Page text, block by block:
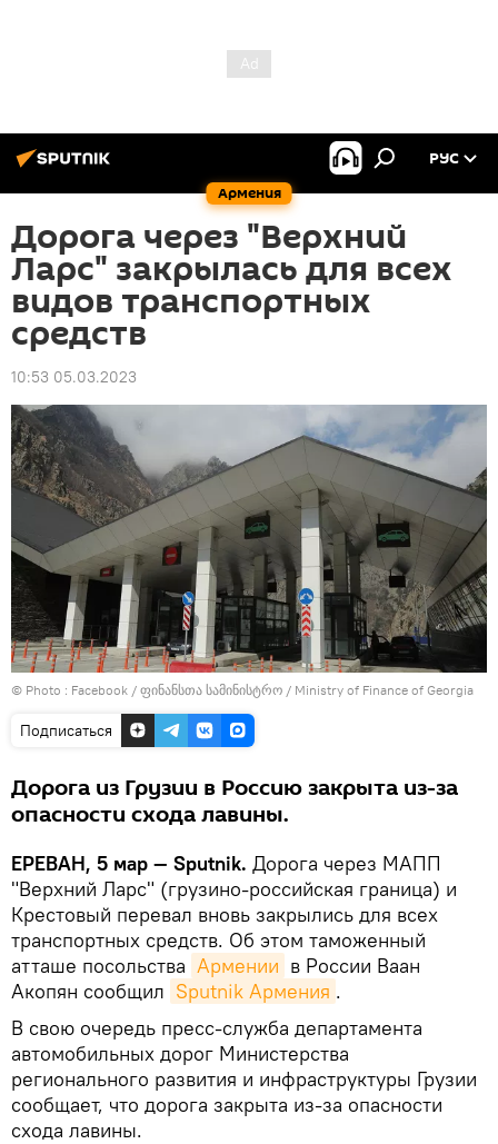
Армения
РУС
Дорога через "Верхний
Ларс" закрылась для всех
видов транспортных
средств
10:53 05.03.2023
© Photo : Facebook / ფინანსთა სამინისტრო / Ministry of Finance of Georgia
Подписаться
Дорога из Грузии в Россию закрыта из-за
опасности схода лавины.
ЕРЕВАН, 5 мар — Sputnik. Дорога через МАПП
"Верхний Ларс" (грузино-российская граница) и
Крестовый перевал вновь закрылись для всех
транспортных средств. Об этом таможенный
атташе посольства Армении в России Ваан
Акопян сообщил Sputnik Армения .
В свою очередь пресс-служба департамента
автомобильных дорог Министерства
регионального развития и инфраструктуры Грузии
сообщает, что дорога закрыта из-за опасности
схода лавины.